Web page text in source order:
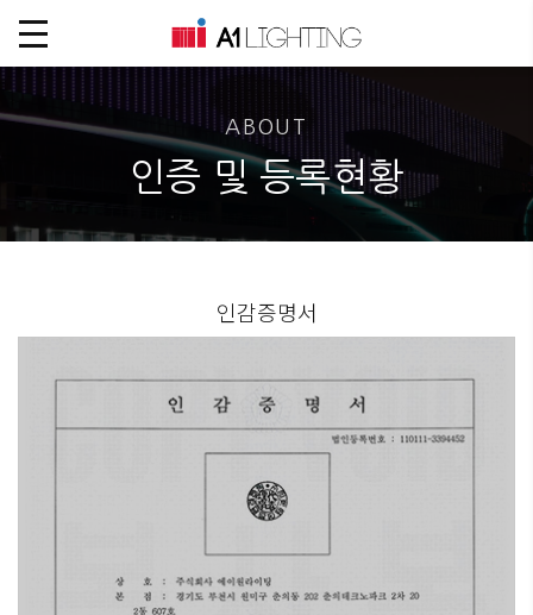
ABOUT
인증 및 등록현황
인감증명서